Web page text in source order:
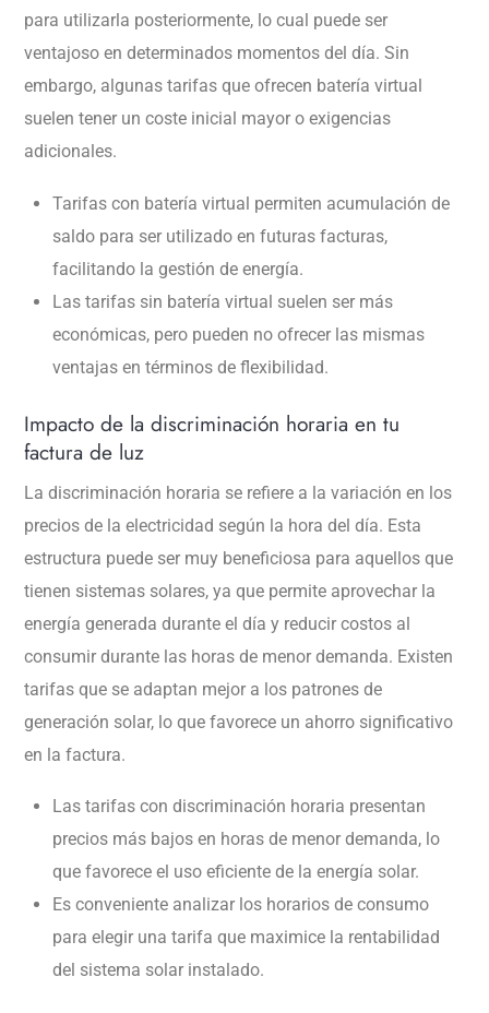
para utilizarla posteriormente, lo cual puede ser
ventajoso en determinados momentos del día. Sin
embargo, algunas tarifas que ofrecen batería virtual
suelen tener un coste inicial mayor o exigencias
adicionales.
Tarifas con batería virtual permiten acumulación de
saldo para ser utilizado en futuras facturas,
facilitando la gestión de energía.
Las tarifas sin batería virtual suelen ser más
económicas, pero pueden no ofrecer las mismas
ventajas en términos de flexibilidad.
Impacto de la discriminación horaria en tu
factura de luz
La discriminación horaria se refiere a la variación en los
precios de la electricidad según la hora del día. Esta
estructura puede ser muy beneficiosa para aquellos que
tienen sistemas solares, ya que permite aprovechar la
energía generada durante el día y reducir costos al
consumir durante las horas de menor demanda. Existen
tarifas que se adaptan mejor a los patrones de
generación solar, lo que favorece un ahorro significativo
en la factura.
Las tarifas con discriminación horaria presentan
precios más bajos en horas de menor demanda, lo
que favorece el uso eficiente de la energía solar.
Es conveniente analizar los horarios de consumo
para elegir una tarifa que maximice la rentabilidad
del sistema solar instalado.